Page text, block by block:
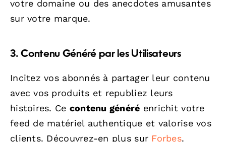
votre domaine ou des anecdotes amusantes
sur votre marque.
3. Contenu Généré par les Utilisateurs
Incitez vos abonnés à partager leur contenu
avec vos produits et republiez leurs
histoires. Ce contenu généré enrichit votre
feed de matériel authentique et valorise vos
clients. Découvrez-en plus sur Forbes.